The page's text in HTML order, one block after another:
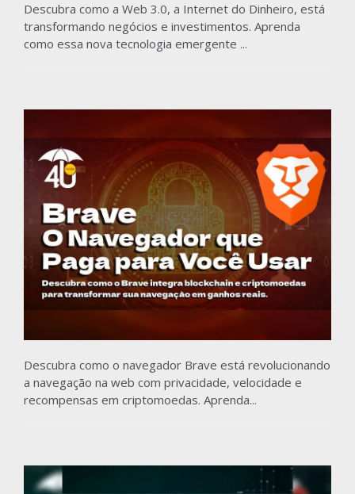
Descubra como a Web 3.0, a Internet do Dinheiro, está
transformando negócios e investimentos. Aprenda
como essa nova tecnologia emergente ...
Descubra como o navegador Brave está revolucionando
a navegação na web com privacidade, velocidade e
recompensas em criptomoedas. Aprenda...